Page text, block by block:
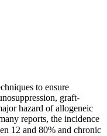
to ensure
graft-
hazard of allogeneic
reports, the incidence
12 and 80% and chronic